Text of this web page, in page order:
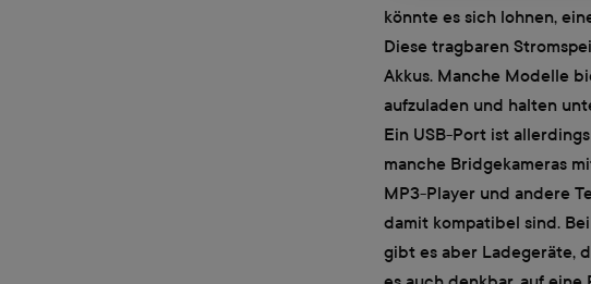
könnte es sich lohnen,
Diese tragbaren
Akkus. Manche Modelle
aufzuladen und halten
Ein USB-Port ist
manche Bridgekameras
MP3-Player und andere
damit kompatibel sind.
gibt es aber Ladegeräte,